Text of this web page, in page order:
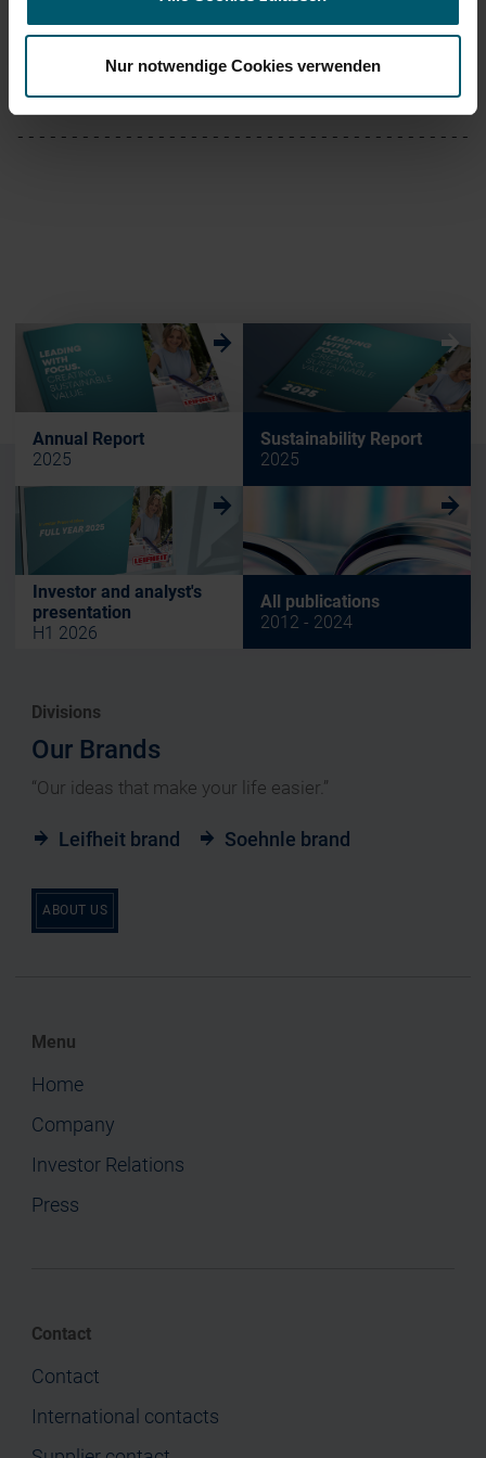
Nur notwendige Cookies verwenden
Internet:     www.leifheit.com
End of Announcement
Annual Report
2025
w
Sustainability Report
2025
w
Investor and analyst's
presentation
H1 2026
w
All publications
2012 - 2024
w
Divisions
Our Brands
“Our ideas that make your life easier.”
Leifheit brand Soehnle brand
ABOUT US
Menu
Home
Company
Investor Relations
Press
Contact
Contact
International contacts